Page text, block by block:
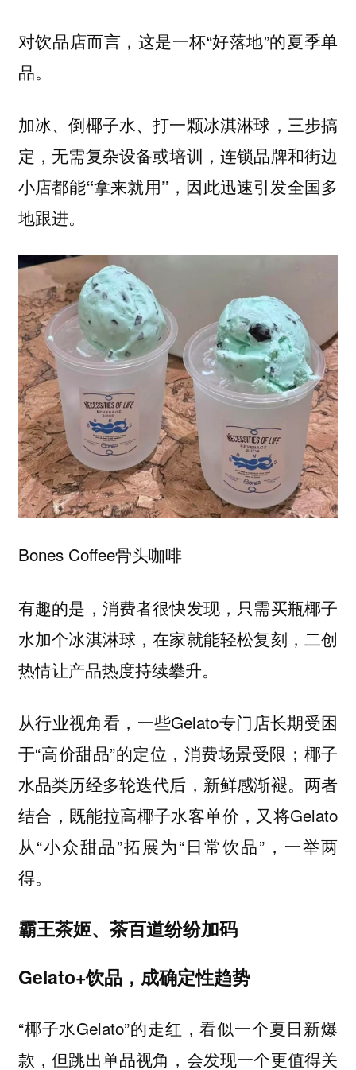
对饮品店而言，这是一杯“好落地”的夏季单
品。
加冰、倒椰子水、打一颗冰淇淋球，三步搞
定，无需复杂设备或培训，连锁品牌和街边
小店都能“拿来就用” ，因此迅速引发全国多
地跟进。
Bones Coffee骨头咖啡
有趣的是，消费者很快发现，只需买瓶椰子
水加个冰淇淋球，在家就能轻松复刻，二创
热情让产品热度持续攀升。
从行业视角看，一些Gelato专门店长期受困
于“高价甜品”的定位，消费场景受限；椰子
水品类历经多轮迭代后，新鲜感渐褪。两者
结合，既能拉高椰子水客单价，又将Gelato
从“小众甜品”拓展为“日常饮品”，一举两
得。
霸王茶姬、茶百道纷纷加码
Gelato+饮品，成确定性趋势
“椰子水Gelato”的走红，看似一个夏日新爆
款，但跳出单品视角，会发现一个更值得关